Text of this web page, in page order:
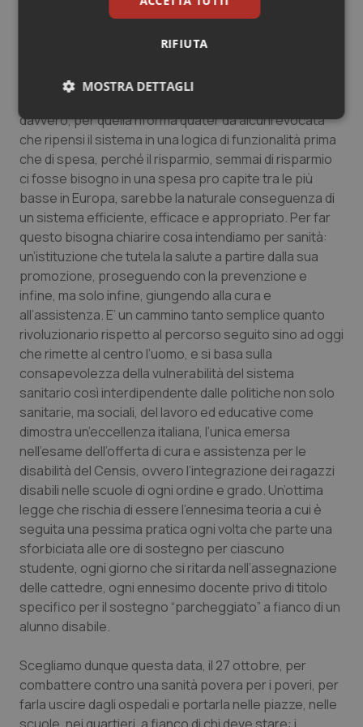
rappresentare uno spartiacque, di uscire da
schieramenti ideologici o corporativi per ripensare il
davvero, per quella riforma quater da alcuni evocata
che ripensi il sistema in una logica di funzionalità prima
che di spesa, perché il risparmio, semmai di risparmio
ci fosse bisogno in una spesa pro capite tra le più
basse in Europa, sarebbe la naturale conseguenza di
un sistema efficiente, efficace e appropriato. Per far
questo bisogna chiarire cosa intendiamo per sanità:
un’istituzione che tutela la salute a partire dalla sua
promozione, proseguendo con la prevenzione e
infine, ma solo infine, giungendo alla cura e
all’assistenza. E’ un cammino tanto semplice quanto
rivoluzionario rispetto al percorso seguito sino ad oggi
che rimette al centro l’uomo, e si basa sulla
consapevolezza della vulnerabilità del sistema
sanitario così interdipendente dalle politiche non solo
sanitarie, ma sociali, del lavoro ed educative come
dimostra un’eccellenza italiana, l’unica emersa
nell’esame dell’offerta di cura e assistenza per le
disabilità del Censis, ovvero l’integrazione dei ragazzi
disabili nelle scuole di ogni ordine e grado. Un’ottima
legge che rischia di essere l’ennesima teoria a cui è
seguita una pessima pratica ogni volta che parte una
sforbiciata alle ore di sostegno per ciascuno
studente, ogni giorno che si ritarda nell’assegnazione
delle cattedre, ogni ennesimo docente privo di titolo
specifico per il sostegno “parcheggiato” a fianco di un
alunno disabile.
Scegliamo dunque questa data, il 27 ottobre, per
combattere contro una sanità povera per i poveri, per
farla uscire dagli ospedali e portarla nelle piazze, nelle
RIFIUTA
MOSTRA DETTAGLI
Necessari Statistici Marketing
Necessari Statistici Marketing
I cookie necessari contribuiscono a rendere fruibile il
sito web abilitandone funzionalità di base quali la
navigazione sulle pagine e l'accesso alle aree
protette del sito. Il sito web non è in grado di
funzionare correttamente senza questi cookie.
Nome
Fornitore/Dominio
YouTube
.youtube.com
CookieScriptConsent